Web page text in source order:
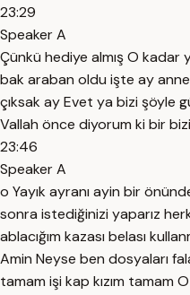
23:29
Speaker A
Çünkü hediye almış O kadar
bak araban oldu işte ay anne
çıksak ay Evet ya bizi şöyle
Vallah önce diyorum ki bir
23:46
Speaker A
o Yayık ayranı ayin bir
sonra istediğinizi yaparız
ablacığım kazası belası
Amin Neyse ben dosyaları
tamam işi kap kızım tamam O